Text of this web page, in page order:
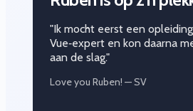
"Ik mocht eerst een
Vue‑expert en kon daarna
aan de slag."
Love you Ruben! — SV